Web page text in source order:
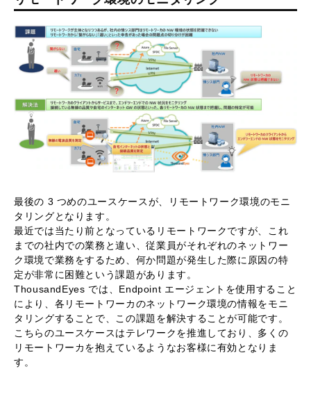
最後の 3 つめのユースケースが、リモートワーク環境のモニ
タリングとなります。
最近では当たり前となっているリモートワークですが、これ
までの社内での業務と違い、従業員がそれぞれのネットワー
ク環境で業務をするため、何か問題が発生した際に原因の特
定が非常に困難という課題があります。
ThousandEyes では、Endpoint エージェントを使用すること
により、各リモートワーカのネットワーク環境の情報をモニ
タリングすることで、この課題を解決することが可能です。
こちらのユースケースはテレワークを推進しており、多くの
リモートワーカを抱えているようなお客様に有効となりま
す。